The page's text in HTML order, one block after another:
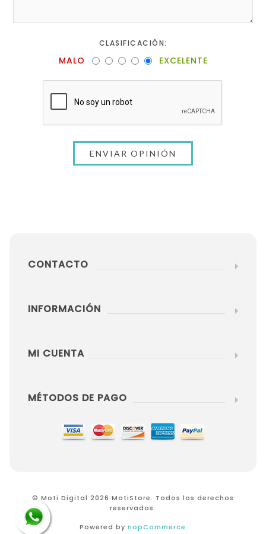
CLASIFICACIÓN:
MALO EXCELENTE
CONTACTO
INFORMACIÓN
MI CUENTA
MÉTODOS DE PAGO
© Moti Digital 2026 MotiStore. Todos los derechos
reservados.
Powered bynopCommerce